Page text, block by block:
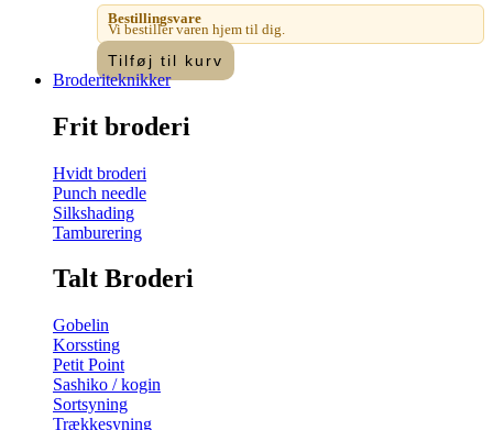
Bestillingsvare
Vi bestiller varen hjem til dig.
Tilføj til kurv
Broderiteknikker
Frit broderi
Hvidt broderi
Punch needle
Silkshading
Tamburering
Talt Broderi
Gobelin
Korssting
Petit Point
Sashiko / kogin
Sortsyning
Trækkesyning